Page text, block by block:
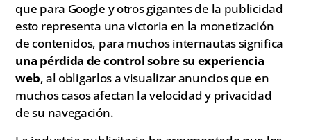
que para Google y otros gigantes de la publicidad
esto representa una victoria en la monetización
de contenidos, para muchos internautas significa
una pérdida de control sobre su experiencia
web, al obligarlos a visualizar anuncios que en
muchos casos afectan la velocidad y privacidad
de su navegación.